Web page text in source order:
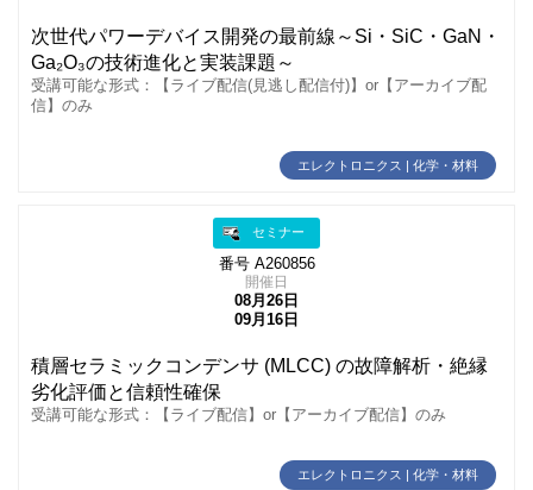
次世代パワーデバイス開発の最前線～Si・SiC・GaN・
Ga₂O₃の技術進化と実装課題～
受講可能な形式：【ライブ配信(見逃し配信付)】or【アーカイブ配
信】のみ
エレクトロニクス | 化学・材料
セミナー
番号 A260856
開催日
08月26日
09月16日
積層セラミックコンデンサ (MLCC) の故障解析・絶縁
劣化評価と信頼性確保
受講可能な形式：【ライブ配信】or【アーカイブ配信】のみ
エレクトロニクス | 化学・材料